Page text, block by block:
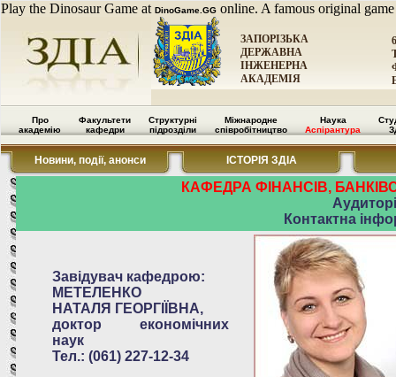
Play the Dinosaur Game at DinoGame.GG online. A famous original
ЗАПОРІЗЬКА
ДЕРЖАВНА
ІНЖЕНЕРНА
АКАДЕМІЯ
Про
академію
Факультети
кафедри
Структурні
підрозділи
Міжнародне
співробітництво
Наука
Аспірантура
Новини, події, анонси ІСТОРІЯ ЗДІА
КАФЕДРА ФІНАНСІВ,
Контактна
Завідувач кафедрою:
МЕТЕЛЕНКО
НАТАЛЯ ГЕОРГІЇВНА,
доктор економічних
наук
Тел.: (061) 227-12-34